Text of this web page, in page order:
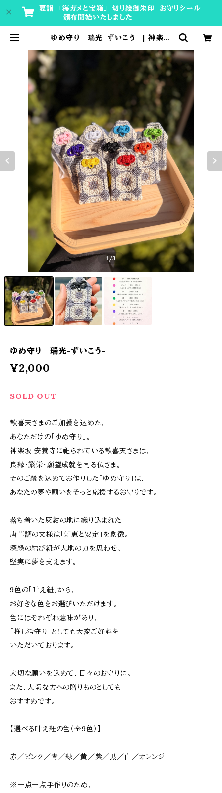
夏詣 『海ガメと宝箱』 切り絵御朱印 お守りシール
頒布開始いたしました
ゆめ守り 瑞光-ずいこう- | 神楽坂
1/3
ゆめ守り 瑞光-ずいこう-
¥2,000
SOLD OUT
歓喜天さまのご加護を込めた、
あなただけの「ゆめ守り」。
神楽坂 安養寺に祀られている歓喜天さまは、
良縁・繁栄・願望成就を司る仏さま。
そのご縁を込めてお作りした「ゆめ守り」は、
あなたの夢や願いをそっと応援するお守りです。
落ち着いた灰紺の地に織り込まれた
唐草調の文様は「知恵と安定」を象徴。
深緑の結び紐が大地の力を思わせ、
堅実に夢を支えます。
9色の「叶え紐」から、
お好きな色をお選びいただけます。
色にはそれぞれ意味があり、
「推し活守り」としても大変ご好評を
いただいております。
大切な願いを込めて、日々のお守りに。
また、大切な方への贈りものとしても
おすすめです。
【選べる叶え紐の色（全9色）】
赤／ピンク／青／緑／黄／紫／黒／白／オレンジ
※一点一点手作りのため、